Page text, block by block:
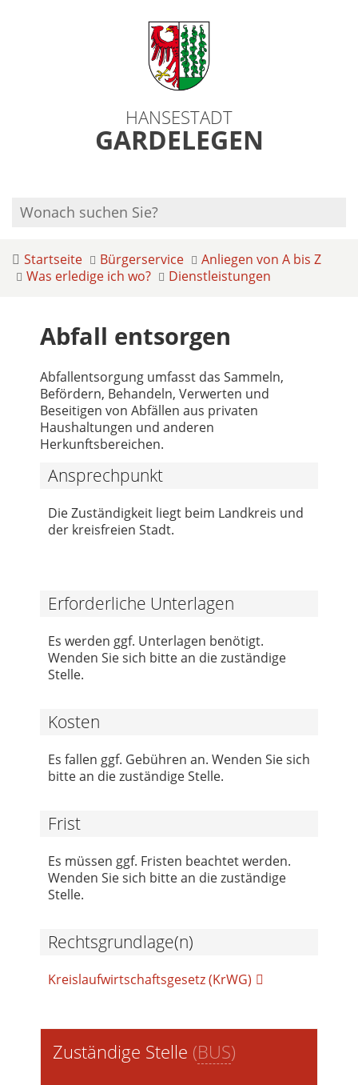
HANSESTADT
GARDELEGEN
Startseite Bürgerservice
Anliegen von A bis Z
Was erledige ich wo?
Dienstleistungen
Abfall entsorgen
Abfallentsorgung umfasst das Sammeln,
Befördern, Behandeln, Verwerten und
Beseitigen von Abfällen aus privaten
Haushaltungen und anderen
Herkunftsbereichen.
Ansprechpunkt
Die Zuständigkeit liegt beim Landkreis und
der kreisfreien Stadt.
Erforderliche Unterlagen
Es werden ggf. Unterlagen benötigt.
Wenden Sie sich bitte an die zuständige
Stelle.
Kosten
Es fallen ggf. Gebühren an. Wenden Sie sich
bitte an die zuständige Stelle.
Frist
Es müssen ggf. Fristen beachtet werden.
Wenden Sie sich bitte an die zuständige
Stelle.
Rechtsgrundlage(n)
Kreislaufwirtschaftsgesetz (KrWG)
Zuständige Stelle (BUS)